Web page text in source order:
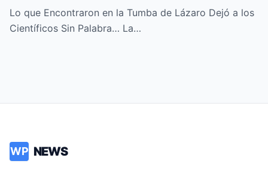
Dejó a los Científicos Sin Aliento
Lo que Encontraron en la Tumba de Lázaro Dejó a los
Científicos Sin Palabra… La…
WP NEWS